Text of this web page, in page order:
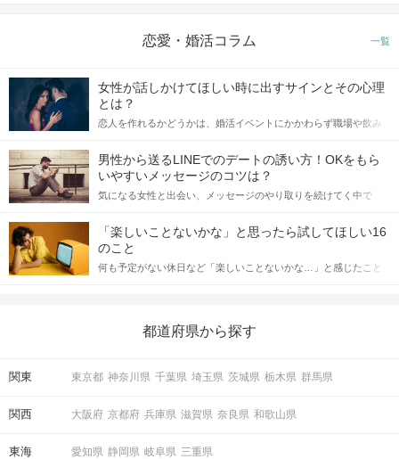
STEP4 アピールタイム
恋愛・婚活コラム 一覧
女性が話しかけてほしい時に出すサインとその心理
とは？
恋人を作れるかどうかは、婚活イベントにかかわらず職場や飲み
てアプローチできるかにも左右されます。 これから恋人作りを本
格的に始めようとしている方は、女性が異性を求めて出すサイン
をしっかりと理解し、正しい行動に移せるかどうかが重要。 この
記事では、女性が話しかけて欲しい時に出すサインとその心理を
合にどのような行動に繋げるべきかをご紹介していきます。
男性から送るLINEでのデートの誘い方！OKをもら
いやすいメッセージのコツは？
気になる女性と出会い、メッセージのやり取りを続けてく中で
しかし、中には「どう誘ったらいいの？」とお困りの男性もいら
っしゃるのではないでしょうか。 そこで今回は、男性から女性へ
送るLINEでのデートの誘い方のコツをご紹介します。例文も混じ
えながら解説するので、ぜひ参考にしてください。
「楽しいことないかな」と思ったら試してほしい16
のこと
何も予定がない休日など「楽しいことないかな…」と感じたこと
の楽しいことアイデアを集めました♪ いままさに楽しいことを探し
都道府県から探す
関東 東京都 神奈川県 千葉県 埼玉県 茨城県 栃木県 群馬県
関西 大阪府 京都府 兵庫県 滋賀県 奈良県 和歌山県
東海 愛知県 静岡県 岐阜県 三重県